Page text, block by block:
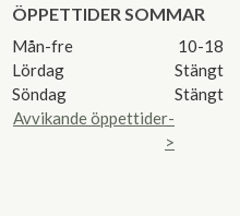
ÖPPETTIDER SOMMAR
Mån-fre
10-18
Lördag
Stängt
Söndag
Stängt
Avvikande öppettider-
>